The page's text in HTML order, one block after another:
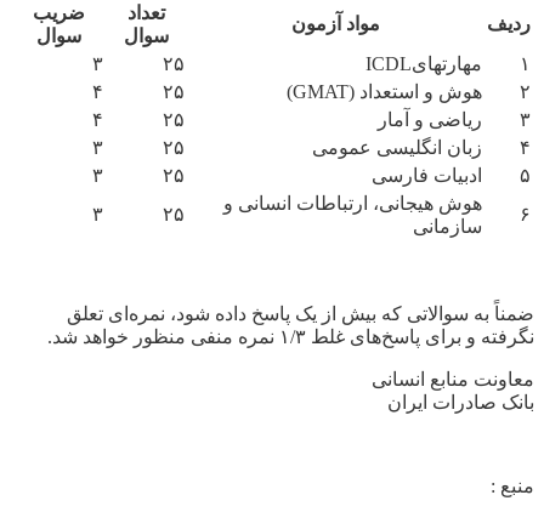
ردیف مواد آزمون
تعداد
سوال
ضریب
سوال
۱
مهارتهایICDL ۲۵
۳
۲
هوش و استعداد (GMAT) ۲۵
۴
۳
ریاضی و آمار ۲۵
۴
۴
زبان انگلیسی عمومی ۲۵
۳
۵
ادبیات فارسی ۲۵
۳
۶
هوش هیجانی، ارتباطات انسانی و
سازمانی
۲۵ ۳
ضمناً ‌به سوالاتی که بیش از یک پاسخ داده شود، نمره‌ای تعلق
نگرفته و برای پاسخ‌های غلط ۱/۳ نمره‌ منفی منظور خواهد شد.
معاونت منابع انسانی
بانک صادرات ایران
منبع :